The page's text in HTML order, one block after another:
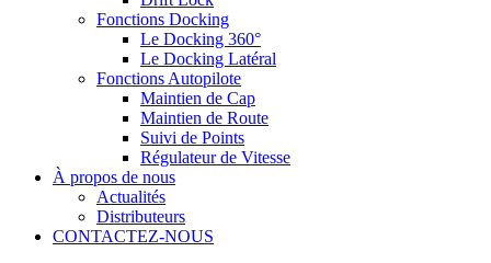
Fonctions Docking
Le Docking 360°
Le Docking Latéral
Fonctions Autopilote
Maintien de Cap
Maintien de Route
Suivi de Points
Régulateur de Vitesse
À propos de nous
Actualités
Distributeurs
CONTACTEZ-NOUS